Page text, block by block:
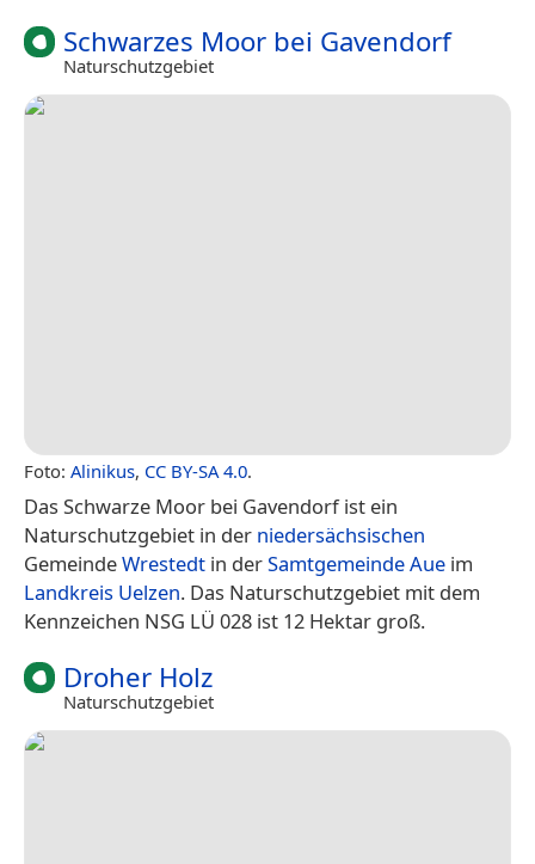
Schwarzes Moor bei Gavendorf
Naturschutzgebiet
Foto: Alinikus, CC BY-SA 4.0.
Das Schwarze Moor bei Gavendorf ist ein
Naturschutzgebiet in der niedersächsischen
GemeindeWrestedt in derSamtgemeinde Aue im
Landkreis Uelzen. Das Naturschutzgebiet mit dem
Kennzeichen NSG LÜ 028 ist 12 Hektar groß.
Droher Holz
Naturschutzgebiet